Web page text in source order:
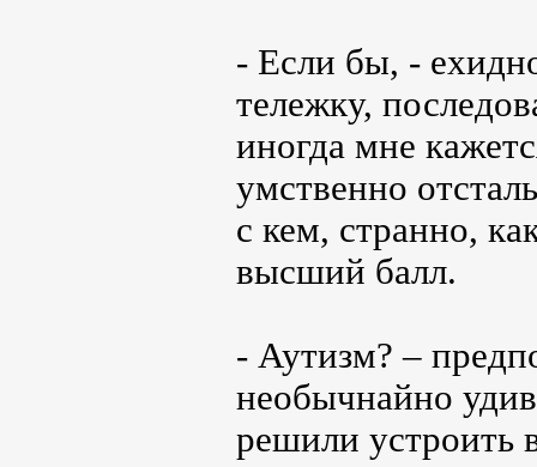
- Если бы, -
тележку,
иногда мне
умственно
с кем, странно,
высший балл.
- Аутизм? –
необычнайно
решили устроить